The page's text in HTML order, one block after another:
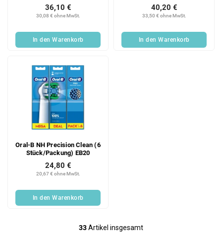
30,08 € ohne MwSt.
36,10 €
In den Warenkorb
33,50 € ohne MwSt.
40,20 €
In den Warenkorb
Oral-B NH Precision Clean (6
Stück/Packung) EB20
20,67 € ohne MwSt.
24,80 €
In den Warenkorb
S
33Artikel insgesamt